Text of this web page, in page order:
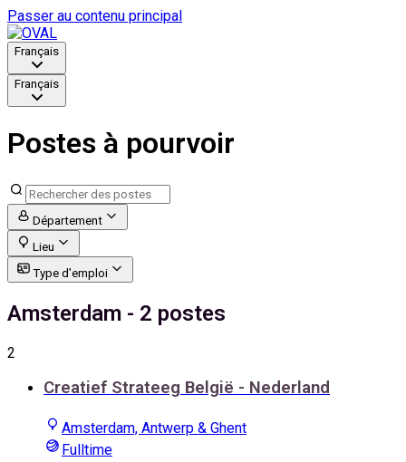
Passer au contenu principal
Français
Français
Postes à pourvoir
Département
Lieu
Type d’emploi
Amsterdam - 2 postes
2
Creatief Strateeg België - Nederland
Amsterdam, Antwerp & Ghent
Fulltime